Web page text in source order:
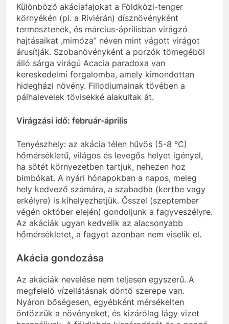
Különböző akáciafajokat a Földközi-tenger
környékén (pl. a Riviérán) dísznövényként
termesztenek, és március-áprilisban virágzó
hajtásaikat ,mimóza” néven mint vágott virágot
árusítják. Szobanövényként a porzók tömegéből
álló sárga virágú Acacia paradoxa van
kereskedelmi forgalomba, amely kimondottan
hidegházi növény. Fillodiumainak tövében a
pálhalevelek tövisekké alakultak át.
Virágzási idő: február-április
Tenyészhely: az akácia télen hűvös (5-8 °C)
hőmérsékletű, világos és levegős helyet igényel,
ha sötét környezetben tartjuk, nehezen hoz
bimbókat. A nyári hónapokban a napos, meleg
hely kedvező számára, a szabadba (kertbe vagy
erkélyre) is kihelyezhetjük. Ősszel (szeptember
végén október elején) gondoljunk a fagyveszélyre.
Az akáciák ugyan kedvelik az alacsonyabb
hőmérsékletet, a fagyot azonban nem viselik el.
Akácia gondozása
Az akáciák nevelése nem teljesen egyszerű. A
megfelelő vízellátásnak döntő szerepe van.
Nyáron bőségesen, egyébként mérsékelten
öntözzük a növényeket, és kizárólag lágy vizet